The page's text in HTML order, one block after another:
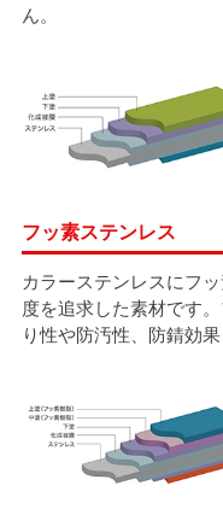
ん。
フッ素ステンレス
カラーステンレスにフ
度を追求した素材です
り性や防汚性、防錆効